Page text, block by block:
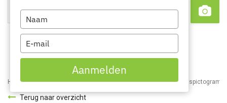
Search
Home Webshop Veiligheidsartikelen Signalisatie
Terug naar overzicht
Type
your
name
Type
your
email
Aanmelden